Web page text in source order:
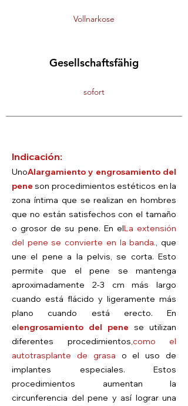
Vollnarkose
Gesellschaftsfähig
sofort
Indicación:
UnoAlargamiento y engrosamiento del
pene son procedimientos estéticos en la
zona íntima que se realizan en hombres
que no están satisfechos con el tamaño
o grosor de su pene. En elLa extensión
del pene se convierte en la banda., que
une el pene a la pelvis, se corta. Esto
permite que el pene se mantenga
aproximadamente 2-3 cm más largo
cuando está flácido y ligeramente más
plano cuando está erecto. En
elengrosamiento del pene se utilizan
diferentes procedimientos,como el
autotrasplante de grasa o el uso de
implantes especiales. Estos
procedimientos aumentan la
circunferencia del pene y así lograr una